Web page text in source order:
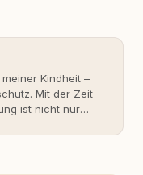
Kindheit –
Mit der Zeit
ist nicht nur
kam mit meinem